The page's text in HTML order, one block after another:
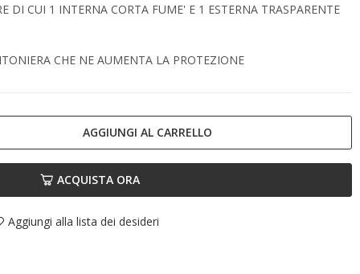
DI CUI 1 INTERNA CORTA FUME' E 1 ESTERNA TRASPARENTE
CHE NE AUMENTA LA PROTEZIONE
AGGIUNGI AL CARRELLO
ACQUISTA ORA
Aggiungi alla lista dei desideri